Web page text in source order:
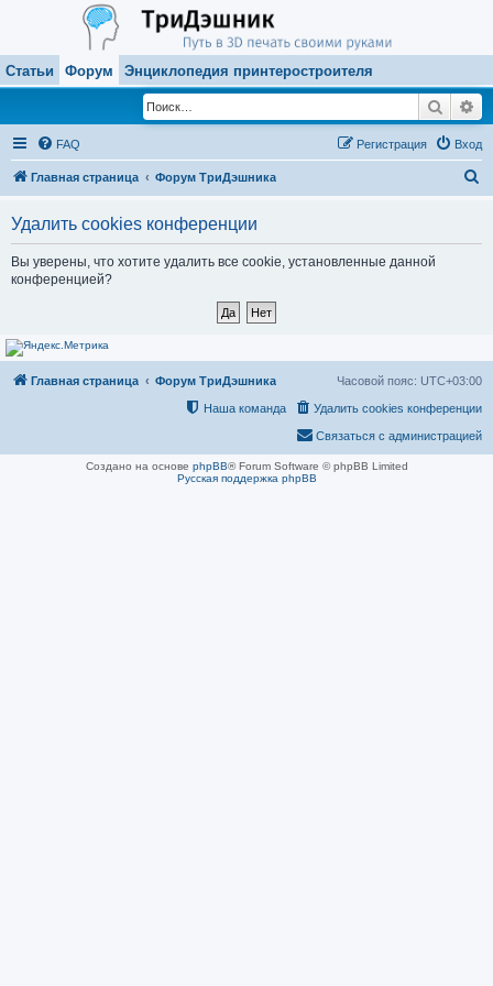
Статьи Форум Энциклопедия принтеростроителя
Поиск
FAQ Вход
Регистрация
Главная страница Форум ТриДэшника
Удалить cookies конференции
Вы уверены, что хотите удалить все cookie, установленные данной
конференцией?
Главная страница Форум ТриДэшника Часовой пояс: UTC+03:00
Удалить cookies конференции
Наша команда
Связаться с администрацией
Создано на основе phpBB® Forum Software © phpBB Limited
Русская поддержка phpBB